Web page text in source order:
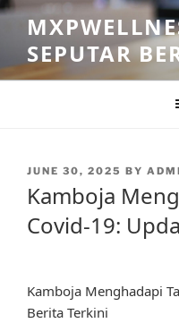
Skip
contentSEPUTAR
POSTED
JUNE 30, 2025 BY
Kamboja
Covid-19:
Kamboja Menghadapi
Berita Terkini